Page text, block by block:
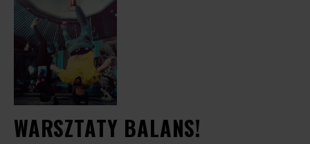
WARSZTATY BALANS!